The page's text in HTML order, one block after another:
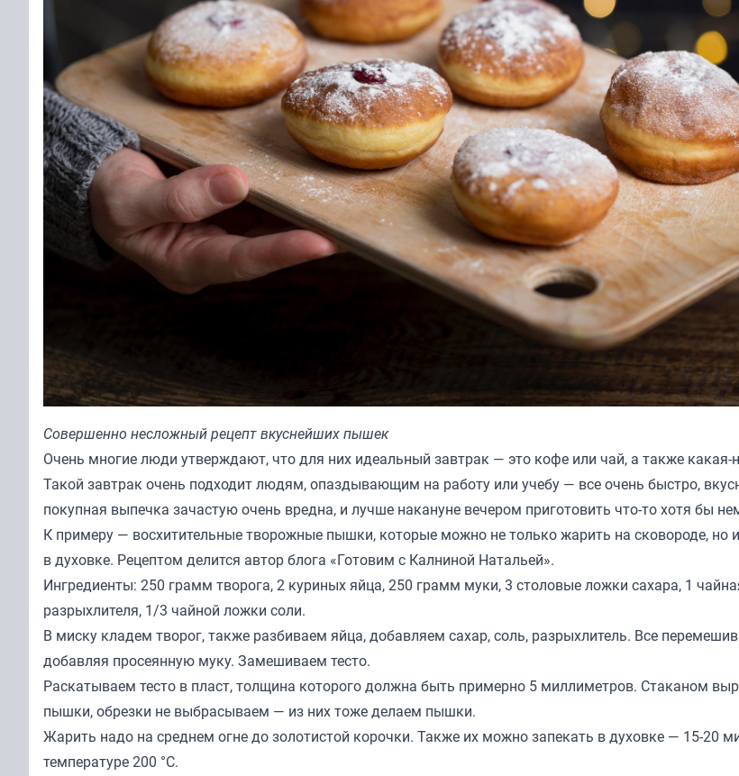
Совершенно несложный рецепт вкуснейших пышек
Очень многие люди утверждают, что для них идеальный завтрак — это кофе или чай, а также какая-
Такой завтрак очень подходит людям, опаздывающим на работу или учебу — все очень быстро,
покупная выпечка зачастую очень вредна, и лучше накануне вечером приготовить что-то хотя бы
К примеру — восхитительные творожные пышки, которые можно не только жарить на сковороде, но
в духовке. Рецептом делится автор блога «Готовим с Калниной Натальей».
Ингредиенты: 250 грамм творога, 2 куриных яйца, 250 грамм муки, 3 столовые ложки сахара, 1
разрыхлителя, 1/3 чайной ложки соли.
В миску кладем творог, также разбиваем яйца, добавляем сахар, соль, разрыхлитель. Все
добавляя просеянную муку. Замешиваем тесто.
Раскатываем тесто в пласт, толщина которого должна быть примерно 5 миллиметров. Стаканом
пышки, обрезки не выбрасываем — из них тоже делаем пышки.
Жарить надо на среднем огне до золотистой корочки. Также их можно запекать в духовке — 15-20
температуре 200 °C.